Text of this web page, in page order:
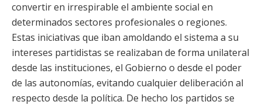
convertir en irrespirable el ambiente social en
determinados sectores profesionales o regiones.
Estas iniciativas que iban amoldando el sistema a su
intereses partidistas se realizaban de forma unilateral
desde las instituciones, el Gobierno o desde el poder
de las autonomías, evitando cualquier deliberación al
respecto desde la política. De hecho los partidos se